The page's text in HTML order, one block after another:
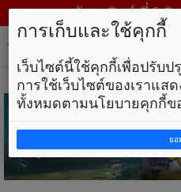
วันอาทิตย์ ที่ 9 สิ
การเก็บและใช้คุกกี้
เว็บไซต์นี้ใช้คุกกี้เพื่อปรับ
การใช้เว็บไซต์ของเราแ
ทั้งหมดตามนโยบายคุกกี้ข
ยอ